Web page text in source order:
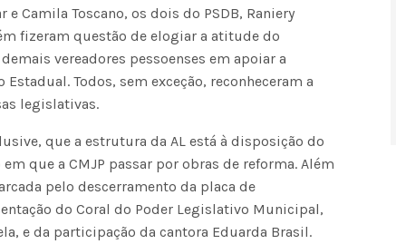
e Camila Toscano, os dois do PSDB, Raniery
fizeram questão de elogiar a atitude do
vereadores pessoenses em apoiar a
Todos, sem exceção, reconheceram a
legislativas.
que a estrutura da AL está à disposição do
que a CMJP passar por obras de reforma. Além
pelo descerramento da placa de
do Coral do Poder Legislativo Municipal,
e da participação da cantora Eduarda Brasil.
Voo cancelado, bagagem extraviada e
cobranças indevidas: saiba quais são